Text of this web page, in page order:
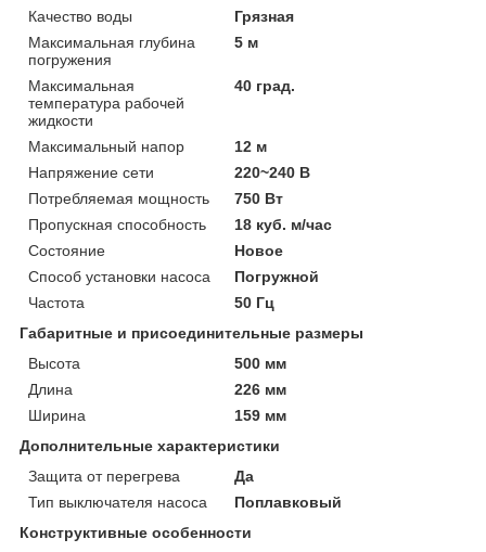
Качество воды
Грязная
Максимальная глубина
погружения
5 м
Максимальная
температура рабочей
жидкости
40 град.
Максимальный напор
12 м
Напряжение сети
220~240 В
Потребляемая мощность
750 Вт
Пропускная способность
18 куб. м/час
Состояние
Новое
Способ установки насоса
Погружной
Частота
50 Гц
Габаритные и присоединительные размеры
Высота
500 мм
Длина
226 мм
Ширина
159 мм
Дополнительные характеристики
Защита от перегрева
Да
Тип выключателя насоса
Поплавковый
Конструктивные особенности